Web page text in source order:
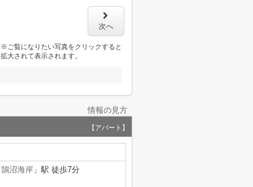
次へ
※ご覧になりたい写真をクリックすると
拡大されて表示されます。
情報の見方
【アパート】
鵠沼海岸 」駅 徒歩7分